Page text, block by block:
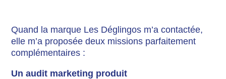
Quand la marque Les Déglingos m’a contactée,
elle m’a proposée deux missions parfaitement
complémentaires :
Un audit marketing produit